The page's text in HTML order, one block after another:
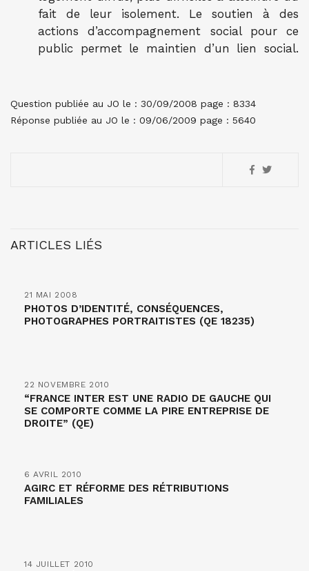
fait de leur isolement. Le soutien à des
actions d’accompagnement social pour ce
public permet le maintien d’un lien social.
Question publiée au JO le : 30/09/2008 page : 8334
Réponse publiée au JO le : 09/06/2009 page : 5640
ARTICLES LIÉS
21 MAI 2008
PHOTOS D’IDENTITÉ, CONSÉQUENCES,
PHOTOGRAPHES PORTRAITISTES (QE 18235)
22 NOVEMBRE 2010
“FRANCE INTER EST UNE RADIO DE GAUCHE QUI
SE COMPORTE COMME LA PIRE ENTREPRISE DE
DROITE” (QE)
6 AVRIL 2010
AGIRC ET RÉFORME DES RÉTRIBUTIONS
FAMILIALES
14 JUILLET 2010